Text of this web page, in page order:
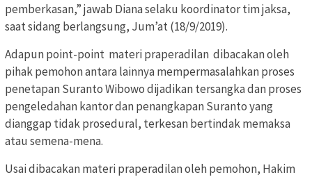
pemberkasan,” jawab Diana selaku koordinator tim jaksa,
saat sidang berlangsung, Jum’at (18/9/2019).
Adapun point-point materi praperadilan dibacakan oleh
pihak pemohon antara lainnya mempermasalahkan proses
penetapan Suranto Wibowo dijadikan tersangka dan proses
pengeledahan kantor dan penangkapan Suranto yang
dianggap tidak prosedural, terkesan bertindak memaksa
atau semena-mena.
Usai dibacakan materi praperadilan oleh pemohon, Hakim